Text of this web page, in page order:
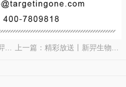
下一篇：创新驱动发展丨新羿生物亮相清华生医工创新创业展 上一篇：精彩放送丨新羿生物携肿瘤基因检测dPCR全程管理方案精彩亮相南京CCTB